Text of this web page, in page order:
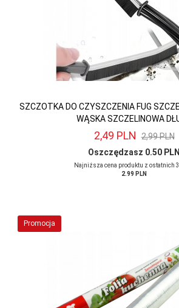
SZCZOTKA DO CZYSZCZENIA FUG
WĄSKA SZCZELINOWA
2,49 PLN 2,99 PLN
Oszczędzasz 0.50 PLN
Najniższa cena produktu z ostatnich
2.99 PLN
Promocja